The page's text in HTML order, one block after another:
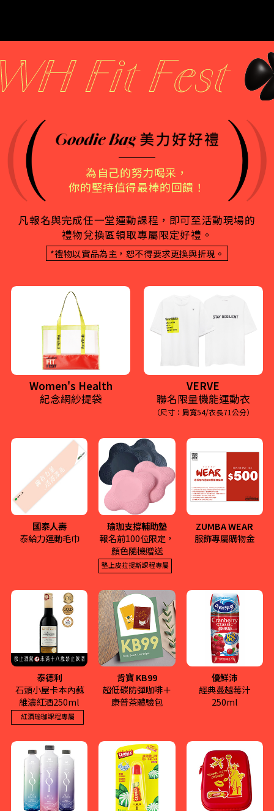
用家鄉的南洋蔬食產品&料
理，征服大家味蕾。讓想
嚐試蔬食的朋友勇敢踏上
蔬食的道路。
More
幸運甜點
『heureux』取自於法文
幸運、幸福、快樂之意。
幸運甜點 認為最幸運的
事，可以與你一起分享這
份幸福的美味
More
善良艿茶
善良艿茶選用燕麥奶取代
乳製品，不傷害動物，降
低人體過敏源，並採用減
糖配方，保留茶飲的純正
風味與健康本質。
More
cha cha vegan ice cream
吃一口令人感動流淚的美
好療癒冰淇淋，秉持無奶
蛋、愛護動物、減少不平
等對待，給您獨一無二的
頂級純素冰淇淋。
More
Mixigan
Mixigan 美墨創意蔬食料
理是全植物速食餐廳，用
全植物食材打造一系列的
蔬食餐點。
品味四季，感受自然。甜
點不僅是味覺享受，更是
對身心靈的溫柔療癒。
More
為自己的努力喝采，
你的堅持值得最棒的回饋！
凡報名與完成任一堂運動課程，即可至活動現場的
禮物兌換區領取專屬限定好禮。
*禮物以實品為主，恕不得要求更換與折現。
Women's Health
紀念網紗提袋
VERVE
聯名限量機能運動衣
（尺寸：肩寬54/衣長71公分）
國泰人壽
泰給力運動毛巾
瑜珈支撐輔助墊
報名前100位限定，
顏色隨機贈送
墊上皮拉提斯課程專屬
ZUMBA WEAR
服飾專屬購物金
泰德利
石頭小屋卡本內蘇
維濃紅酒250ml
紅酒瑜珈課程專屬
肯寶 KB99
超低碳防彈咖啡＋
康普茶體驗包
優鮮沛
經典蔓越莓汁
250ml